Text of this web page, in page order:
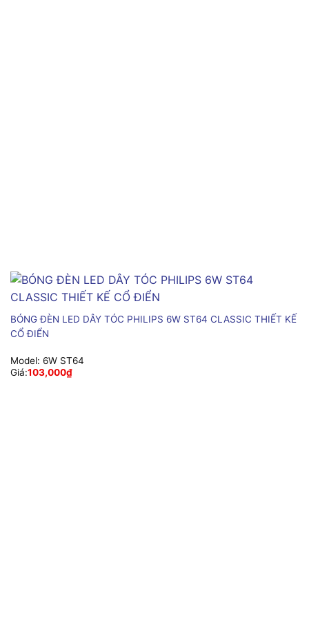
BÓNG ĐÈN LED DÂY TÓC PHILIPS 6W ST64 CLASSIC THIẾT KẾ
CỔ ĐIỂN
Model: 6W ST64
Giá:103,000₫